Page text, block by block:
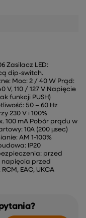
Zasilacz LED:
dip-switch.
Moc: 2 / 40 W Prąd:
V, 110 / 127 V Napięcie
funkcji PUSH)
50 – 60 Hz
230 V i 100%
100 mA Pobór prądu w
10A (200 µsec)
AM 1-100%
IP20
przed
napięcia przed
EAC, UKCA